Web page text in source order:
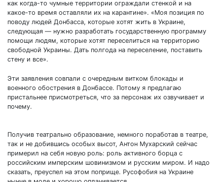
как когда-то чумные территории ограждали стенкой и на
какое-то время оставляли их на карантине». «Моя позиция по
поводу людей Донбасса, которые хотят жить в Украине,
следующая — нужно разработать государственную программу
помощи людям, которые хотят переселиться на территорию
свободной Украины. Дать полгода на переселение, поставить
стену и все».
Эти заявления совпали с очередным витком блокады и
военного обострения в Донбассе. Потому я предлагаю
пристальнее присмотреться, что за персонаж их озвучивает и
почему.
Получив театрально образование, немного поработав в театре,
так и не добившись особых высот, Антон Мухарский сейчас
примерил на себя новую роль: роль активного борца с
российским имперским шовинизмом и русским миром. И надо
сказать, преуспел на этом поприще. Русофобия на Украине